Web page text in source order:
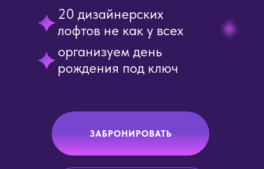
ЗАБРОНИРОВАТЬ
20 дизайнерских
лофтов не как у всех
организуем день
рождения под ключ